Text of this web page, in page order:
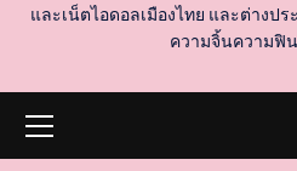
และเน็ตไอดอลเมืองไทย และต่างป
ความจิ้นความฟิน
Menu